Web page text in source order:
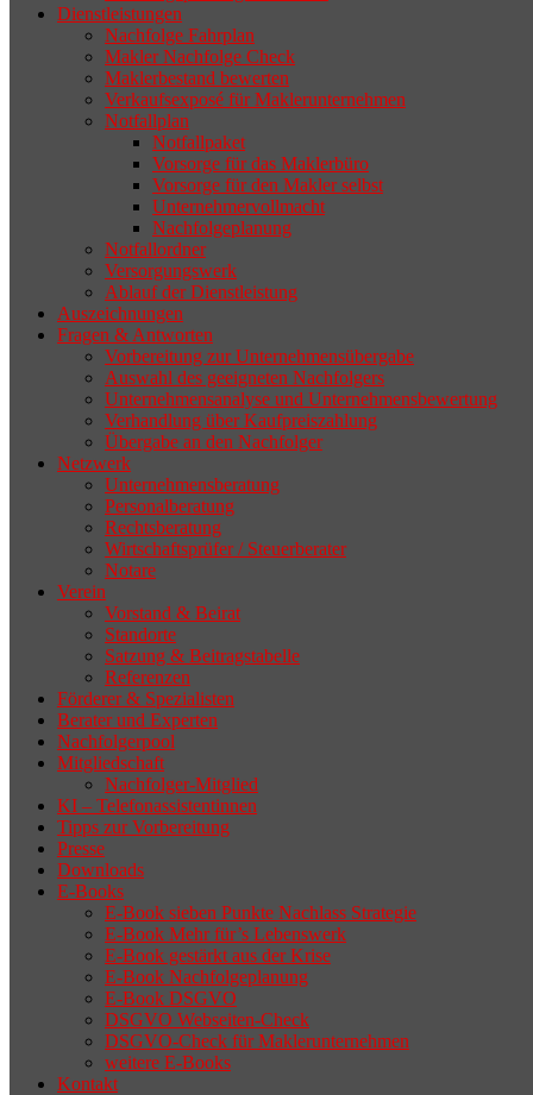
selten die Geschäftsaufgabe.
Dienstleistungen
Nachfolge Fahrplan
Makler Nachfolge Check
Maklerbestand bewerten
Verkaufsexposé für Maklerunternehmen
Notfallplan
Notfallpaket
Vorsorge für das Maklerbüro
Vorsorge für den Makler selbst
Unternehmervollmacht
Nachfolgeplanung
Notfallordner
Versorgungswerk
Ablauf der Dienstleistung
Auszeichnungen
Fragen & Antworten
Vorbereitung zur Unternehmensübergabe
Auswahl des geeigneten Nachfolgers
Unternehmensanalyse und Unternehmensbewertung
Verhandlung über Kaufpreiszahlung
Übergabe an den Nachfolger
Netzwerk
Unternehmensberatung
Personalberatung
Rechtsberatung
Wirtschaftsprüfer / Steuerberater
Notare
Verein
Vorstand & Beirat
Standorte
Satzung & Beitragstabelle
Referenzen
Förderer & Spezialisten
Berater und Experten
Nachfolgerpool
Mitgliedschaft
Nachfolger-Mitglied
KI – Telefonassistentinnen
Tipps zur Vorbereitung
Presse
Downloads
E-Books
E-Book sieben Punkte Nachlass Strategie
E-Book Mehr für’s Lebenswerk
E-Book gestärkt aus der Krise
E-Book Nachfolgeplanung
E-Book DSGVO
DSGVO Webseiten-Check
DSGVO-Check für Maklerunternehmen
weitere E-Books
Kontakt